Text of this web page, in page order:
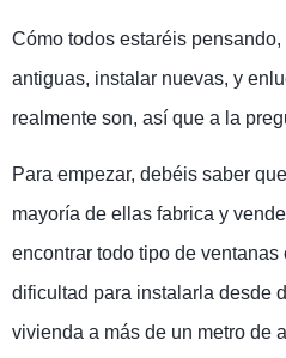
Cómo todos estaréis
antiguas, instalar nuevas, y
realmente son, así que a la
Para empezar, debéis saber
mayoría de ellas fabrica y
encontrar todo tipo de
dificultad para instalarla desde
vivienda a más de un metro de